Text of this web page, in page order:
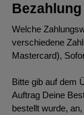
Bezahlung
Welche
verschiedene
Mastercard),
Bitte gib auf dem
Auftrag Deine
bestellt wurde,